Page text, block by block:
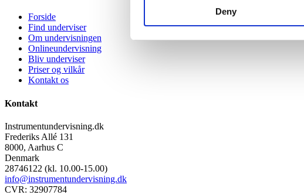
Deny
Forside
Find underviser
Om undervisningen
Onlineundervisning
Bliv underviser
Priser og vilkår
Kontakt os
Kontakt
Instrumentundervisning.dk
Frederiks Allé 131
8000, Aarhus C
Denmark
28746122 (kl. 10.00-15.00)
info@instrumentundervisning.dk
CVR: 32907784